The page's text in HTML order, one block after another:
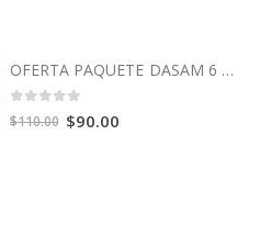
OFERTA PAQUETE DASAM 6 Libros
0 out of 5
$110.00 Original
$90.00Current